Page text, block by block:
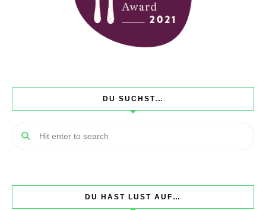
DU SUCHST…
DU HAST LUST AUF…